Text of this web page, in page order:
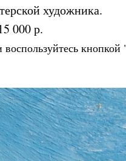
художника.
000 р.
воспользуйтесь